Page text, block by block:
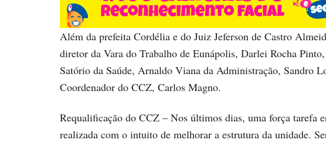
Além da prefeita Cordélia e do Juiz Jeferson de Castro
diretor da Vara do Trabalho de Eunápolis, Darlei Rocha
Satório da Saúde, Arnaldo Viana da Administração, Sandro
Coordenador do CCZ, Carlos Magno.
Requalificação do CCZ – Nos últimos dias, uma força tarefa
realizada com o intuito de melhorar a estrutura da unidade.